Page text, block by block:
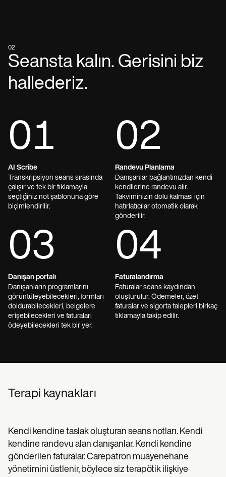
02
Seansta kalın. Gerisini biz
hallederiz.
01
AI Scribe
Transkripsiyon seans sırasında
çalışır ve tek bir tıklamayla
seçtiğiniz not şablonuna göre
biçimlendirilir.
02
Randevu Planlama
Danışanlar bağlantınızdan kendi
kendilerine randevu alır.
Takviminizin dolu kalması için
hatırlatıcılar otomatik olarak
gönderilir.
03
Danışan portalı
Danışanların programlarını
görüntüleyebilecekleri, formları
doldurabilecekleri, belgelere
erişebilecekleri ve faturaları
ödeyebilecekleri tek bir yer.
04
Faturalandırma
Faturalar seans kaydından
oluşturulur. Ödemeler, özet
faturalar ve sigorta talepleri birkaç
tıklamayla takip edilir.
Terapi kaynakları
Kendi kendine taslak oluşturan seans notları. Kendi
kendine randevu alan danışanlar. Kendi kendine
gönderilen faturalar. Carepatron muayenehane
yönetimini üstlenir, böylece siz terapötik ilişkiye